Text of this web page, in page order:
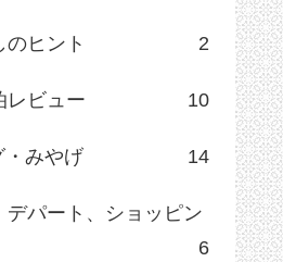
のヒント 2
レビュー 10
・みやげ 14
デパート、ショッピン
6